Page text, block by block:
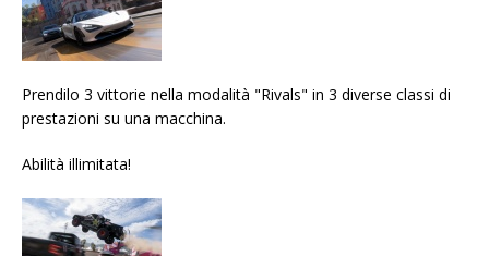
Prendilo 3 vittorie nella modalità "Rivals" in 3 diverse classi di
prestazioni su una macchina.
Abilità illimitata!